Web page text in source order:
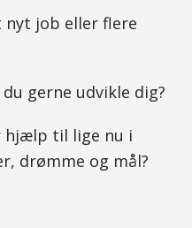
nyt job eller flere
gerne udvikle dig?
hjælp til lige nu i
drømme og mål?